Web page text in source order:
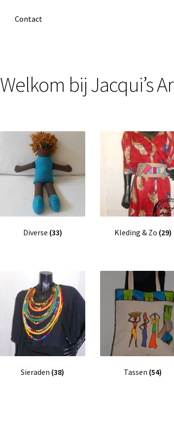
Contact
Welkom bij Jacqui’s
Diverse (33) Kleding & Zo (29)
Sieraden (38) Tassen (54)